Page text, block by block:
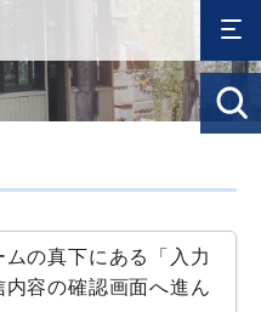
の真下にある「入力
容の確認画面へ進ん